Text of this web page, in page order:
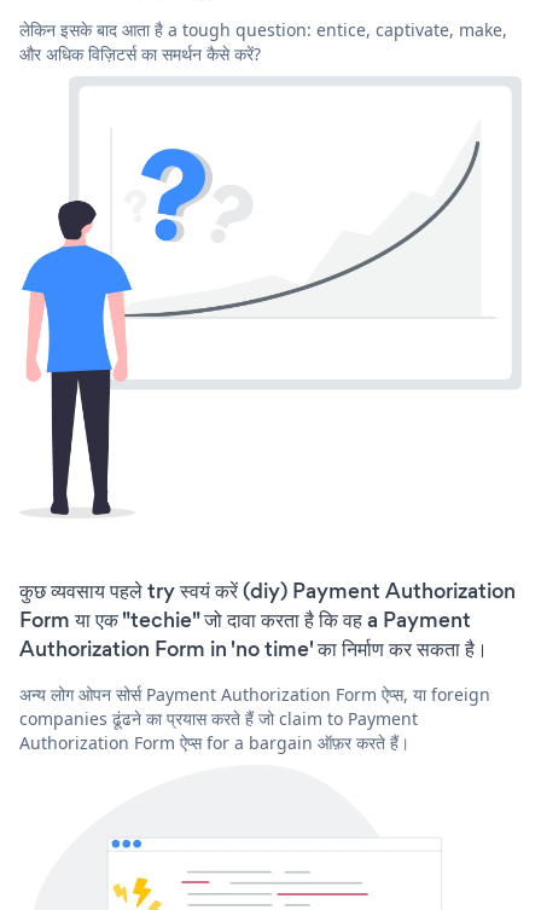
लेकिन इसके बाद आता है a tough question: entice, captivate, make,
और अधिक विज़िटर्स का समर्थन कैसे करें?
कुछ व्यवसाय पहले try स्वयं करें (diy) Payment Authorization
Form या एक "techie" जो दावा करता है कि वह a Payment
Authorization Form in 'no time' का निर्माण कर सकता है।
अन्य लोग ओपन सोर्स Payment Authorization Form ऐप्स, या foreign
companies ढूंढने का प्रयास करते हैं जो claim to Payment
Authorization Form ऐप्स for a bargain ऑफ़र करते हैं।